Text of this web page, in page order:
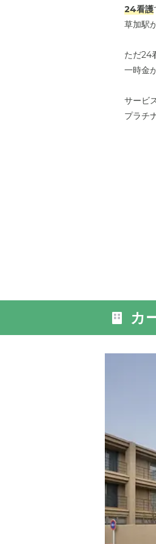
24看護
草加駅
ただ24
一時金
サービ
プラチ
カ